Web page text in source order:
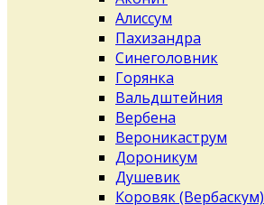
Алиссум
Пахизандра
Синеголовник
Горянка
Вальдштейния
Вербена
Вероникаструм
Дороникум
Душевик
Коровяк (Вербаскум)